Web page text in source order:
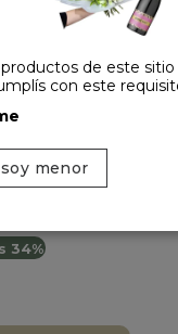
34%
de este
con este